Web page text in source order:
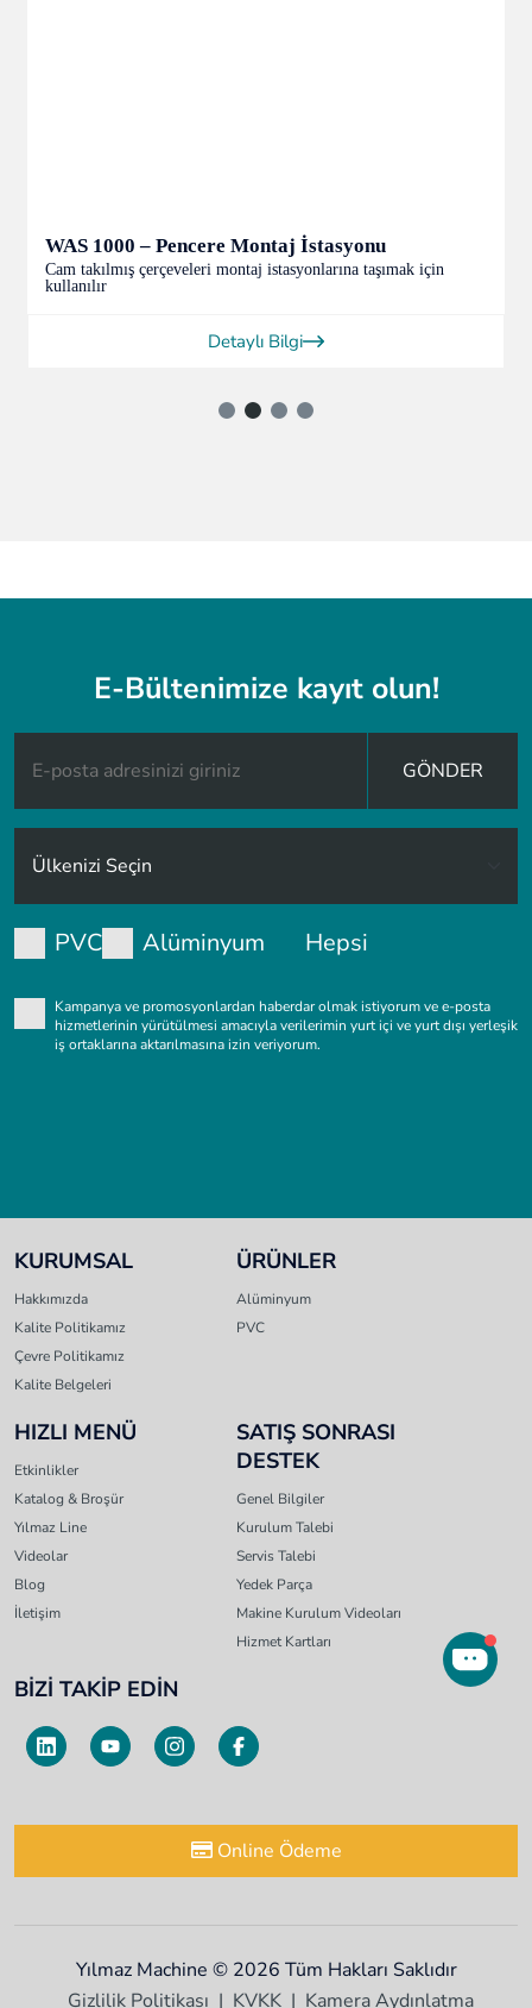
WAS 1000 – Pencere Montaj İstasyonu
Cam takılmış çerçeveleri montaj istasyonlarına taşımak için
kullanılır
Detaylı Bilgi
E-Bültenimize kayıt olun!
GÖNDER
PVC Alüminyum Hepsi
Kampanya ve promosyonlardan haberdar olmak istiyorum ve e-posta
hizmetlerinin yürütülmesi amacıyla verilerimin yurt içi ve yurt dışı yerleşik
iş ortaklarına aktarılmasına izin veriyorum.
KURUMSAL
Hakkımızda
Kalite Politikamız
Çevre Politikamız
Kalite Belgeleri
ÜRÜNLER
Alüminyum
PVC
HIZLI MENÜ
Etkinlikler
Katalog & Broşür
Yılmaz Line
Videolar
Blog
İletişim
SATIŞ SONRASI
DESTEK
Genel Bilgiler
Kurulum Talebi
Servis Talebi
Yedek Parça
Makine Kurulum Videoları
Hizmet Kartları
BİZİ TAKİP EDİN
Online Ödeme
Yılmaz Machine © 2026 Tüm Hakları Saklıdır
Gizlilik Politikası
KVKK Kamera Aydınlatma